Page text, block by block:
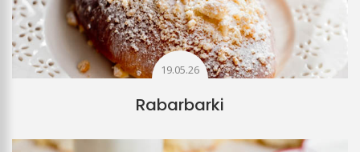
19.05.26
Rabarbarki